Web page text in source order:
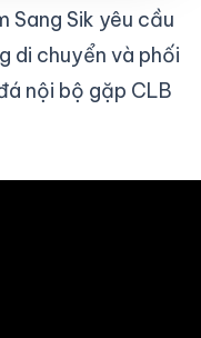
Sang Sik yêu cầu
di chuyển và phối
nội bộ gặp CLB